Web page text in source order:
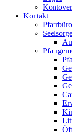
Kontakt
Pfarrbüro